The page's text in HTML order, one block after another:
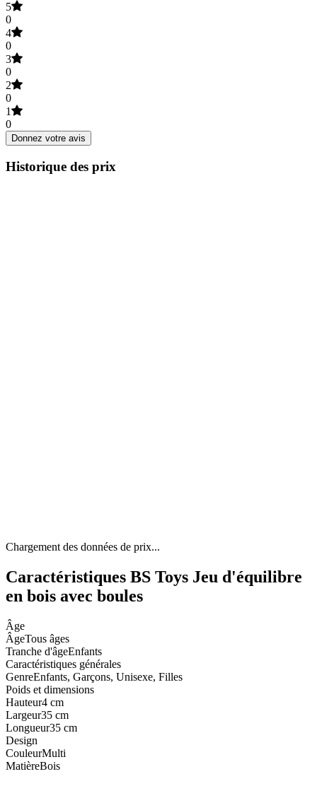
5
0
4
0
3
0
2
0
1
0
Donnez votre avis
Historique des prix
Chargement des données de prix...
Caractéristiques BS Toys Jeu d'équilibre
en bois avec boules
Âge
ÂgeTous âges
Tranche d'âgeEnfants
Caractéristiques générales
GenreEnfants, Garçons, Unisexe, Filles
Poids et dimensions
Hauteur4 cm
Largeur35 cm
Longueur35 cm
Design
CouleurMulti
MatièreBois